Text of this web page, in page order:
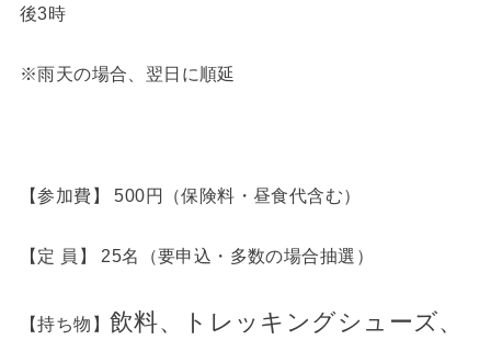
後3時
※雨天の場合、翌日に順延
【参加費】 500円（保険料・昼食代含む）
【定 員】 25名（要申込・多数の場合抽選）
【持ち物】 飲料、トレッキングシューズ、